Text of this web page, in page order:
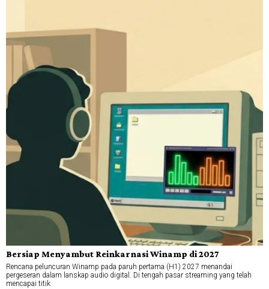
Bersiap Menyambut Reinkarnasi Winamp di 2027
Rencana peluncuran Winamp pada paruh pertama (H1) 2027 menandai
pergeseran dalam lanskap audio digital. Di tengah pasar streaming yang telah
mencapai titik